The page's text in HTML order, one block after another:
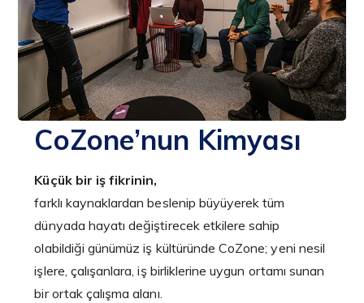
CoZone’nun Kimyası
Küçük bir iş fikrinin,
farklı kaynaklardan beslenip büyüyerek tüm
dünyada hayatı değiştirecek etkilere sahip
olabildiği günümüz iş kültüründe CoZone; yeni nesil
işlere, çalışanlara, iş birliklerine uygun ortamı sunan
bir ortak çalışma alanı.